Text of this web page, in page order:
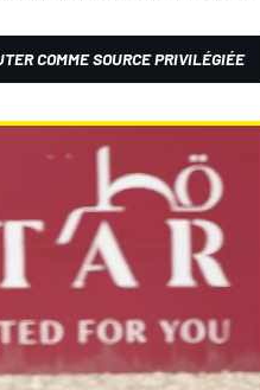
COMME SOURCE PRIVILÉGIÉE